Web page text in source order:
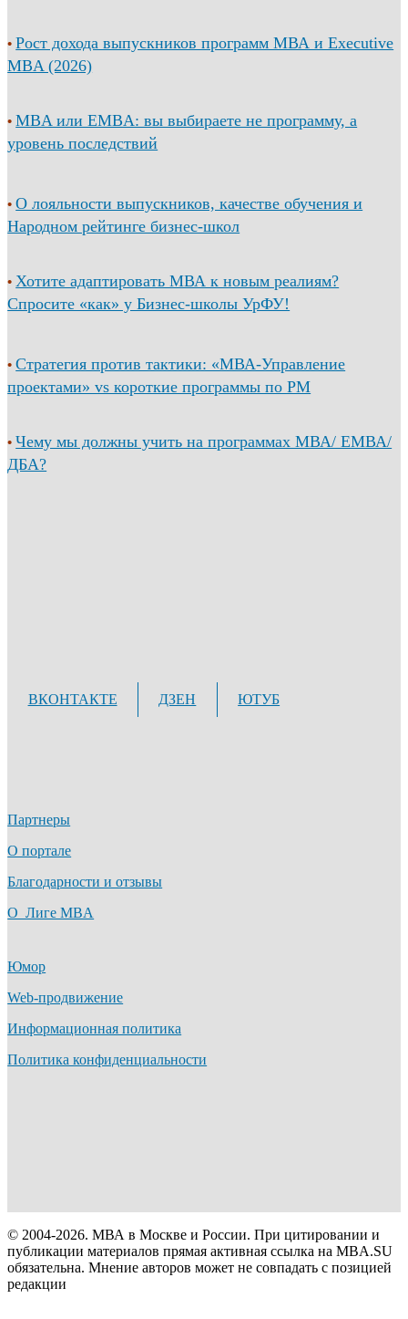
• Рост дохода выпускников программ МВА и Executive
MBA (2026)
• MBA или EMBA: вы выбираете не программу, а
уровень последствий
•О лояльности выпускников, качестве обучения и
Народном рейтинге бизнес-школ
• Хотите адаптировать МВА к новым реалиям?
Спросите «как» у Бизнес-школы УрФУ!
•Стратегия против тактики: «МВА-Управление
проектами» vs короткие программы по PM
• Чему мы должны учить на программах МВА/ ЕМВА/
ДБА?
ВКОНТАКТЕ ДЗЕН ЮТУБ
Партнеры
О портале
Благодарности и отзывы
О Лиге MBA
Юмор
Web-продвижение
Информационная политика
Политика конфиденциальности
© 2004-2026. МВА в Москве и России. При цитировании и
публикации материалов прямая активная ссылка на MBA.SU
обязательна. Мнение авторов может не совпадать с позицией
редакции